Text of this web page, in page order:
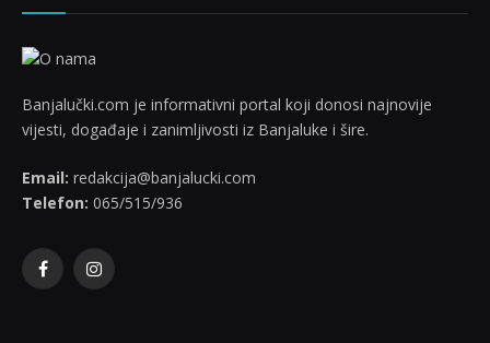
Banjalučki.com je informativni portal koji donosi najnovije
vijesti, događaje i zanimljivosti iz Banjaluke i šire.
Email: redakcija@banjalucki.com
Telefon: 065/515/936
FacebookInstagram